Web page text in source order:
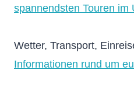
spannendsten Touren im
Wetter, Transport,
Informationen rund um